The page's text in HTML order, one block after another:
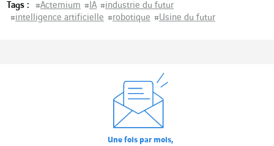
Tags : #Actemium #IA #industrie du futur
#intelligence artificielle #robotique #Usine du futur
Une fois par mois,